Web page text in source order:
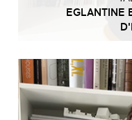
EGLANTINE